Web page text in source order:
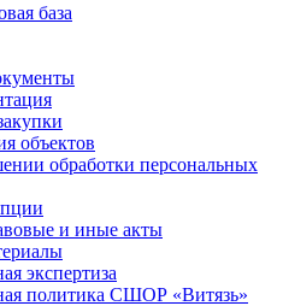
база
объектов
обработки персональных
и иные акты
экспертиза
политика СШОР «Витязь»